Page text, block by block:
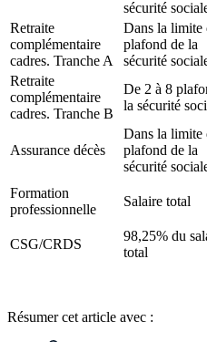
sécurité
Retraite
complémentaire
cadres. Tranche A
Dans la limite
plafond de la
sécurité
Retraite
complémentaire
cadres. Tranche B
De 2 à 8
la sécurité
Assurance décès
Dans la limite
plafond de la
sécurité
Formation
professionnelle
Salaire total
CSG/CRDS
98,25% du
total
Résumercet article avec :